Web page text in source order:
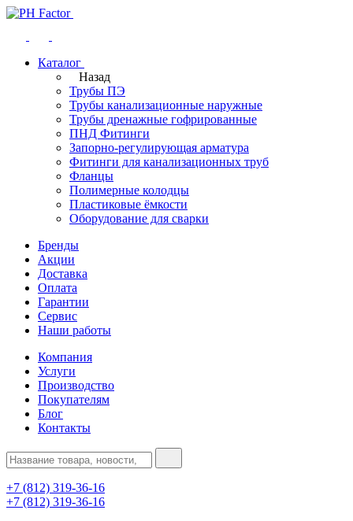
Каталог
Назад
Трубы ПЭ
Трубы канализационные наружные
Трубы дренажные гофрированные
ПНД Фитинги
Запорно-регулирующая арматура
Фитинги для канализационных труб
Фланцы
Полимерные колодцы
Пластиковые ёмкости
Оборудование для сварки
Бренды
Акции
Доставка
Оплата
Гарантии
Сервис
Наши работы
Компания
Услуги
Производство
Покупателям
Блог
Контакты
+7 (812) 319-36-16
+7 (812) 319-36-16